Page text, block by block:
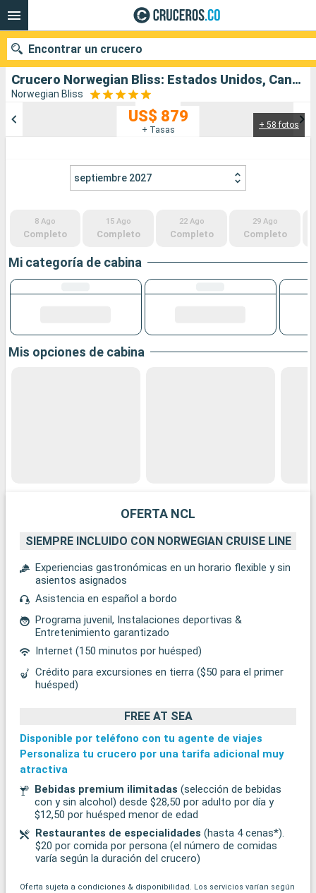
Crucero Norwegian Bliss: Estados Unidos, Canadá salida desde Seattle
Norwegian Bliss
+ 58 fotos
US$ 879
+ Tasas
septiembre 2027
8 Ago
Completo
15 Ago
Completo
22 Ago
Completo
29 Ago
Completo
Mi categoría de cabina
Mis opciones de cabina
OFERTA NCL
SIEMPRE INCLUIDO CON NORWEGIAN CRUISE LINE
Experiencias gastronómicas en un horario flexible y sin
asientos asignados
Asistencia en español a bordo
Programa juvenil, Instalaciones deportivas &
Entretenimiento garantizado
Internet (150 minutos por huésped)
Crédito para excursiones en tierra ($50 para el primer
huésped)
FREE AT SEA
Disponible por teléfono con tu agente de viajes
Personaliza tu crucero por una tarifa adicional muy
atractiva
Bebidas premium ilimitadas (selección de bebidas
con y sin alcohol) desde $28,50 por adulto por día y
$12,50 por huésped menor de edad
Restaurantes de especialidades (hasta 4 cenas*).
$20 por comida por persona (el número de comidas
varía según la duración del crucero)
Oferta sujeta a condiciones & disponibilidad. Los servicios varían según
Encontrar un crucero
Compañías
Buscar